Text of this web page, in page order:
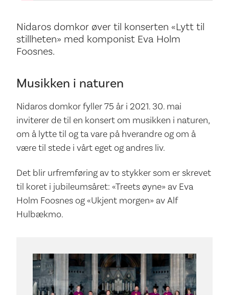
Nidaros domkor øver til konserten «Lytt til
stillheten» med komponist Eva Holm
Foosnes.
Musikken i naturen
Nidaros domkor fyller 75 år i 2021. 30. mai
inviterer de til en konsert om musikken i naturen,
om å lytte til og ta vare på hverandre og om å
være til stede i vårt eget og andres liv.
Det blir urfremføring av to stykker som er skrevet
til koret i jubileumsåret: «Treets øyne» av Eva
Holm Foosnes og «Ukjent morgen» av Alf
Hulbækmo.